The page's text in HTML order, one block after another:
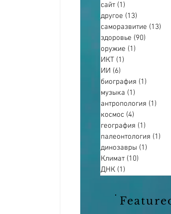
сайт (1)
другое (13)
саморазвитие (13)
здоровье (90)
оружие (1)
ИКТ (1)
ИИ (6)
биография (1)
музыка (1)
антропология (1)
космос (4)
география (1)
палеонтология (1)
динозавры (1)
Климат (10)
ДНК (1)